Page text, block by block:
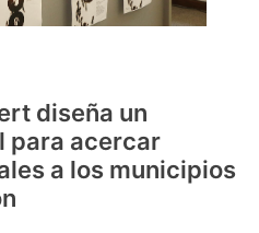
diseña un
para acercar
a los municipios